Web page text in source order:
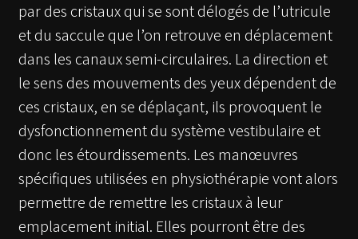
par des cristaux qui se sont délogés de l’utricule
et du saccule que l’on retrouve en déplacement
dans les canaux semi-circulaires. La direction et
le sens des mouvements des yeux dépendent de
ces cristaux, en se déplaçant, ils provoquent le
dysfonctionnement du système vestibulaire et
donc les étourdissements. Les manœuvres
spécifiques utilisées en physiothérapie vont alors
permettre de remettre les cristaux à leur
emplacement initial. Elles pourront être des